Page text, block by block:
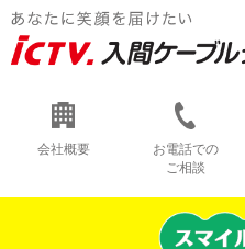
会社概要
お電話での
ご相談